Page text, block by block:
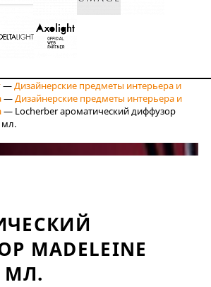
— Дизайнерские предметы интерьера и
— Дизайнерские предметы интерьера и
— Locherber ароматический диффузор
мл.
MADELEINE
МЛ.